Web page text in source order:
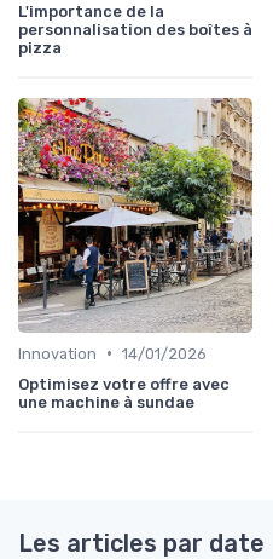
L'importance de la
personnalisation des boîtes à
pizza
Innovation • 14/01/2026
Optimisez votre offre avec
une machine à sundae
Les articles par date